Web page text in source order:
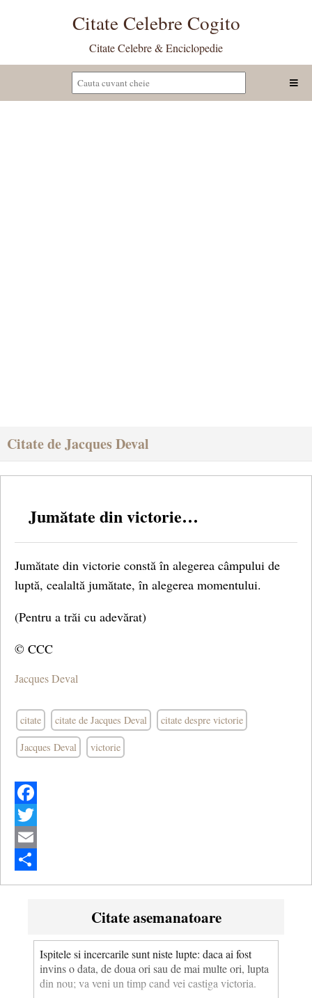
Citate Celebre Cogito
Citate Celebre & Enciclopedie
Citate de Jacques Deval
Jumătate din victorie…
Jumătate din victorie constă în alegerea câmpului de
luptă, cealaltă jumătate, în alegerea momentului.
(Pentru a trăi cu adevărat)
© CCC
Jacques Deval
citate citate de Jacques Deval citate despre victorie
Jacques Deval victorie
Facebook
Twitter
Email
Share
Citate asemanatoare
Ispitele si incercarile sunt niste lupte: daca ai fost
invins o data, de doua ori sau de mai multe ori, lupta
din nou; va veni un timp cand vei castiga victoria.